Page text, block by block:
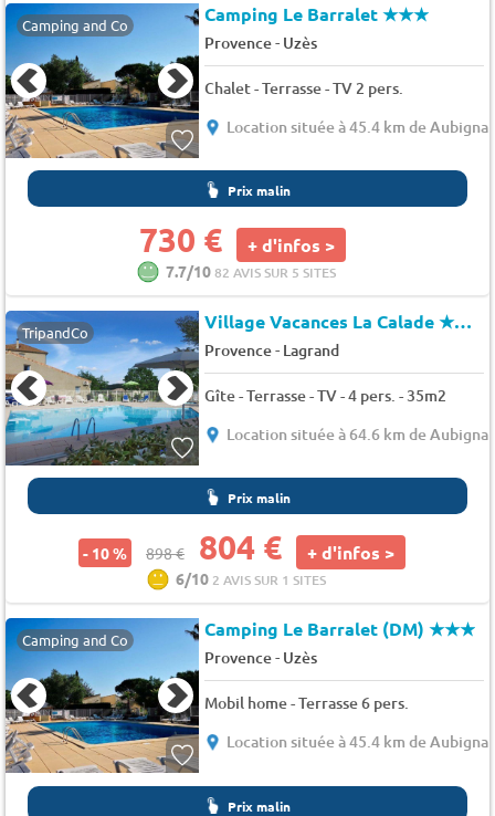
Camping and Co Camping Le Barralet★★★
Provence- Uzès
Chalet - Terrasse - TV 2 pers.
Location située à 45.4 km de
Prix malin
730 € + d'infos >
7.7/1082 AVIS SUR 5 SITES
TripandCo Village Vacances La Calade★★★
Provence- Lagrand
Gîte - Terrasse - TV - 4 pers. - 35m2
Location située à 64.6 km de
Prix malin
- 10 % 898 € 804 € + d'infos >
6/10 2 AVIS SUR 1 SITES
Camping and Co Camping Le Barralet (DM)★★★
Provence- Uzès
Mobil home - Terrasse 6 pers.
Location située à 45.4 km de
Prix malin